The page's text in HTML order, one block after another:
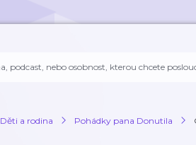
Děti a rodina Pohádky pana Donutila